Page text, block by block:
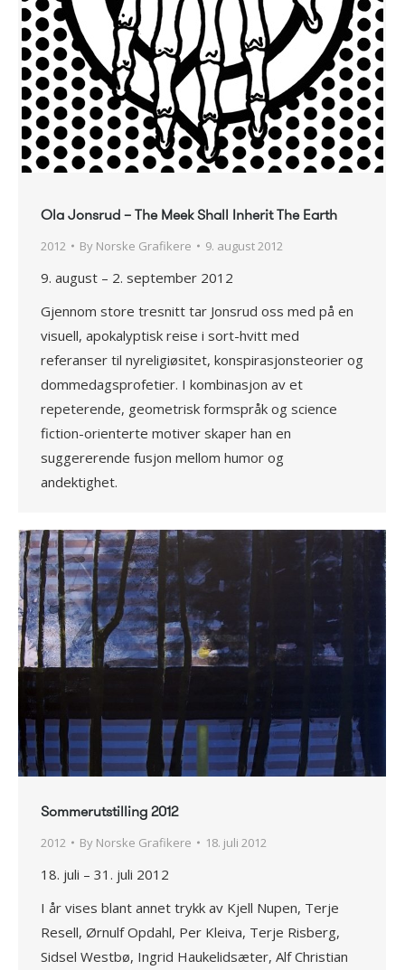
Ola Jonsrud – The Meek Shall Inherit The Earth
2012 By Norske Grafikere 9. august 2012
9. august – 2. september 2012
Gjennom store tresnitt tar Jonsrud oss med på en
visuell, apokalyptisk reise i sort-hvitt med
referanser til nyreligiøsitet, konspirasjonsteorier og
dommedagsprofetier. I kombinasjon av et
repeterende, geometrisk formspråk og science
fiction-orienterte motiver skaper han en
suggererende fusjon mellom humor og
andektighet.
Sommerutstilling 2012
2012 By Norske Grafikere 18. juli 2012
18. juli – 31. juli 2012
I år vises blant annet trykk av Kjell Nupen, Terje
Resell, Ørnulf Opdahl, Per Kleiva, Terje Risberg,
Sidsel Westbø, Ingrid Haukelidsæter, Alf Christian